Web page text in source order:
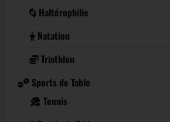
Haltérophilie
Natation
Triathlon
Sports de Table
Tennis